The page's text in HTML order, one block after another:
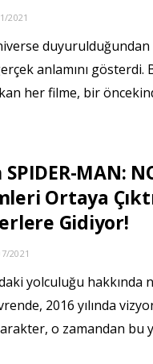
2021
anlamını gösterdi.
her filme, bir
MAN:
Ortaya
Gidiyor!
2021
yolculuğu hakkında
2016 yılında
o zamandan bu